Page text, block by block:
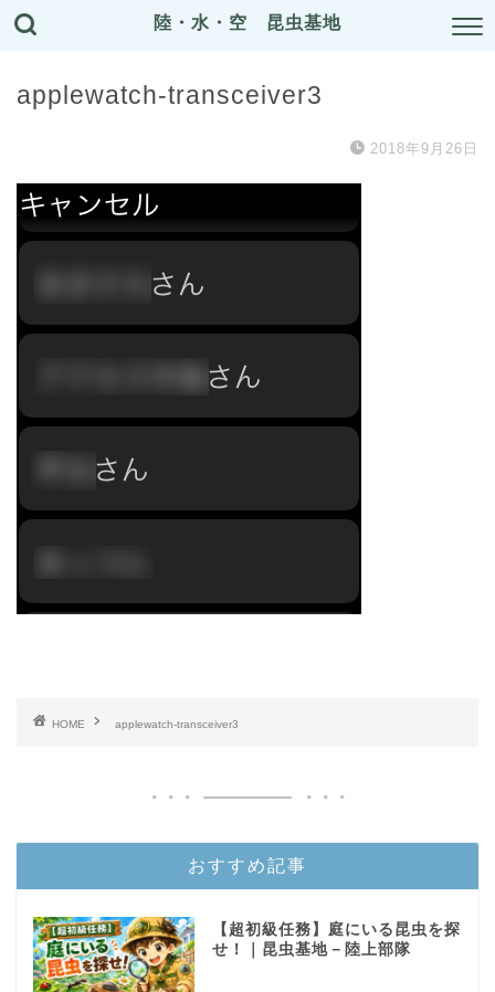
陸・水・空 昆虫基地
applewatch-transceiver3
2018年9月26日
HOME applewatch-transceiver3
おすすめ記事
【超初級任務】庭にいる昆虫を探
せ！｜昆虫基地－陸上部隊